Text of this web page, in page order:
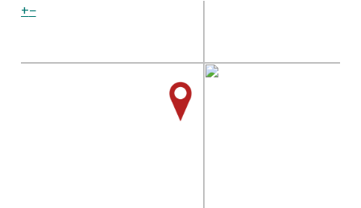
+−